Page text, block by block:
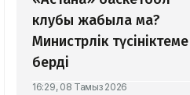
клубы жабыла ма?
Министрлік түсініктеме
берді
16:29, 08 Тамыз 2026